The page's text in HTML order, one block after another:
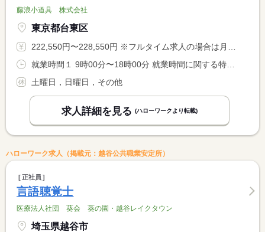
藤浪小道具 株式会社
東京都台東区
222,550円〜228,550円 ※フルタイム求人の場合は月額（換算額）、パート求人の場合は時間額を表示しています。
土曜日，日曜日，その他
求人詳細を見る (ハローワークより転載)
ハローワーク求人（掲載元：越谷公共職業安定所）
正社員
言語聴覚士
医療法人社団 葵会 葵の園・越谷レイクタウン
埼玉県越谷市